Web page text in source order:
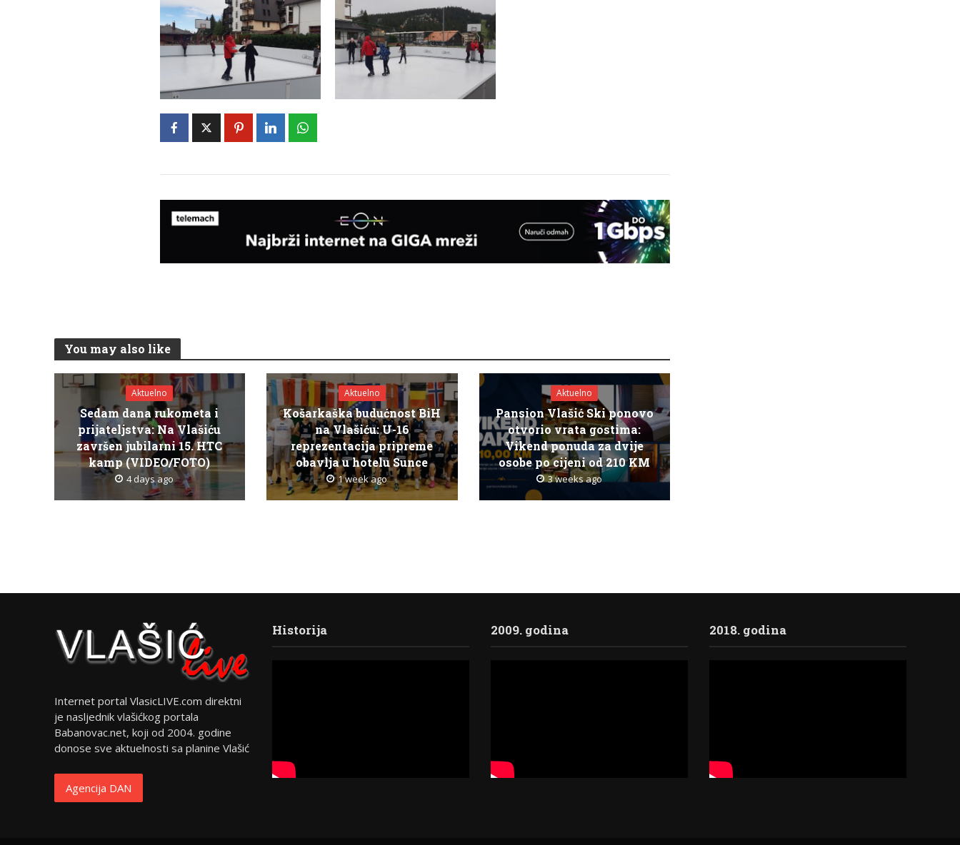
You may also like
Aktuelno
Sedam dana rukometa i
prijateljstva: Na Vlašiću
završen jubilarni 15. HTC
kamp (VIDEO/FOTO)
4 days ago
Aktuelno
Košarkaška budućnost BiH
na Vlašiću: U-16
reprezentacija pripreme
obavlja u hotelu Sunce
1 week ago
Aktuelno
Pansion Vlašić Ski ponovo
otvorio vrata gostima:
Vikend ponuda za dvije
osobe po cijeni od 210 KM
3 weeks ago
Internet portal VlasicLIVE.com direktni
je nasljednik vlašićkog portala
Babanovac.net, koji od 2004. godine
donose sve aktuelnosti sa planine Vlašić
Agencija DAN
Historija 2009. godina 2018. godina